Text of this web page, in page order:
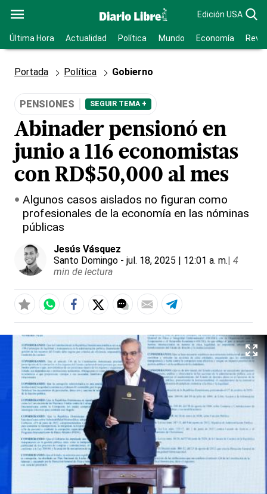
Edición USA
Última Hora Actualidad Política Mundo Economía
Portada Política Gobierno
PENSIONES SEGUIR TEMA +
Abinader pensionó en
junio a 116 economistas
con RD$50,000 al mes
Algunos casos aislados no figuran como
profesionales de la economía en las nóminas
públicas
Jesús Vásquez
Santo Domingo - jul. 18, 2025 | 12:01 a. m.| 4
min de lectura